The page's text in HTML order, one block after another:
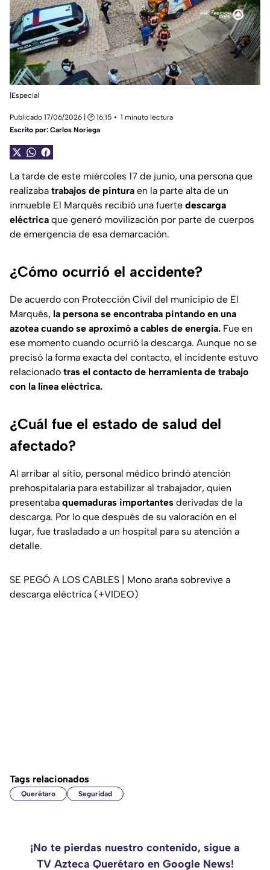
|Especial
Publicado 17/06/2026 | 🕑 16:15
1 minuto lectura
Escrito por: Carlos Noriega
La tarde de este miércoles 17 de junio, una persona que
realizaba trabajos de pintura en la parte alta de un
inmueble El Marqués recibió una fuerte descarga
eléctrica que generó movilización por parte de cuerpos
de emergencia de esa demarcación.
¿Cómo ocurrió el accidente?
De acuerdo con Protección Civil del municipio de El
Marqués, la persona se encontraba pintando en una
azotea cuando se aproximó a cables de energía. Fue en
ese momento cuando ocurrió la descarga. Aunque no se
precisó la forma exacta del contacto, el incidente estuvo
relacionado tras el contacto de herramienta de trabajo
con la línea eléctrica.
¿Cuál fue el estado de salud del
afectado?
Al arribar al sitio, personal médico brindó atención
prehospitalaria para estabilizar al trabajador, quien
presentaba quemaduras importantes derivadas de la
descarga. Por lo que después de su valoración en el
lugar, fue trasladado a un hospital para su atención a
detalle.
SE PEGÓ A LOS CABLES | Mono araña sobrevive a
descarga eléctrica (+VIDEO)
Tags relacionados
Querétaro Seguridad
¡No te pierdas nuestro contenido, sigue a
TV Azteca Querétaro en Google News!